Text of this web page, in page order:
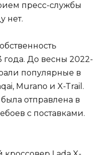
пресс-службы
нет.
года. До весны 2022-
популярные в
Murano и X-Trail.
отправлена в
с поставками.